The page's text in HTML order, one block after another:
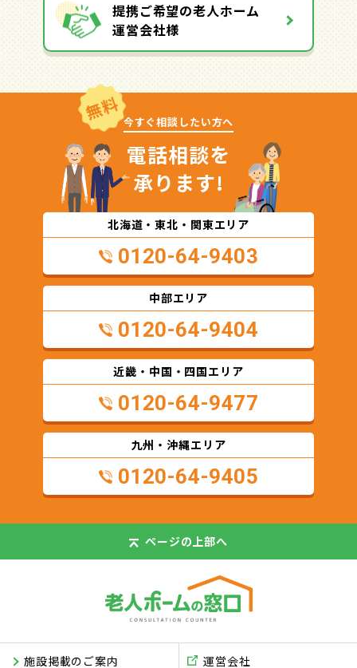
提携ご希望の老人ホーム
運営会社様
無料 今すぐ相談したい方へ
電話相談を
承ります!
北海道・東北・関東エリア
0120-64-9403
中部エリア
0120-64-9404
近畿・中国・四国エリア
0120-64-9477
九州・沖縄エリア
0120-64-9405
ページの上部へ
施設掲載のご案内 運営会社